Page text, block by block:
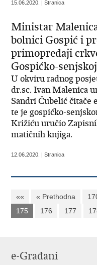
15.06.2020. | Stranica
Ministar
bolnici Gospić i
primopredaji
Gospićko-
U okviru radnog
dr.sc. Ivan Malenica
Sandri Čubelić čitače
te je gospićko-
Križiću uručio
matičnih knjiga.
12.06.2020. | Stranica
«« « Prethodna
175
176 177
e-Građani